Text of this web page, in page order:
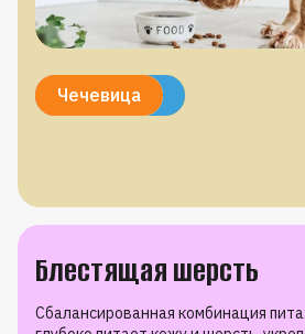
Пробиотики
Пребиотики
Псиллиум
Ромашка
Чечевица
Блестящая шерсть
Сбалансированная комбинация